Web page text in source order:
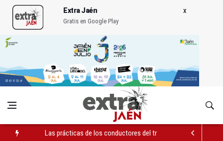
Extra Jaén
Gratis en Google Play
Las prácticas de los conductores del tranvía empiezan la
La ONCE eleva en 2025 a 4,07 millones su inversión social en